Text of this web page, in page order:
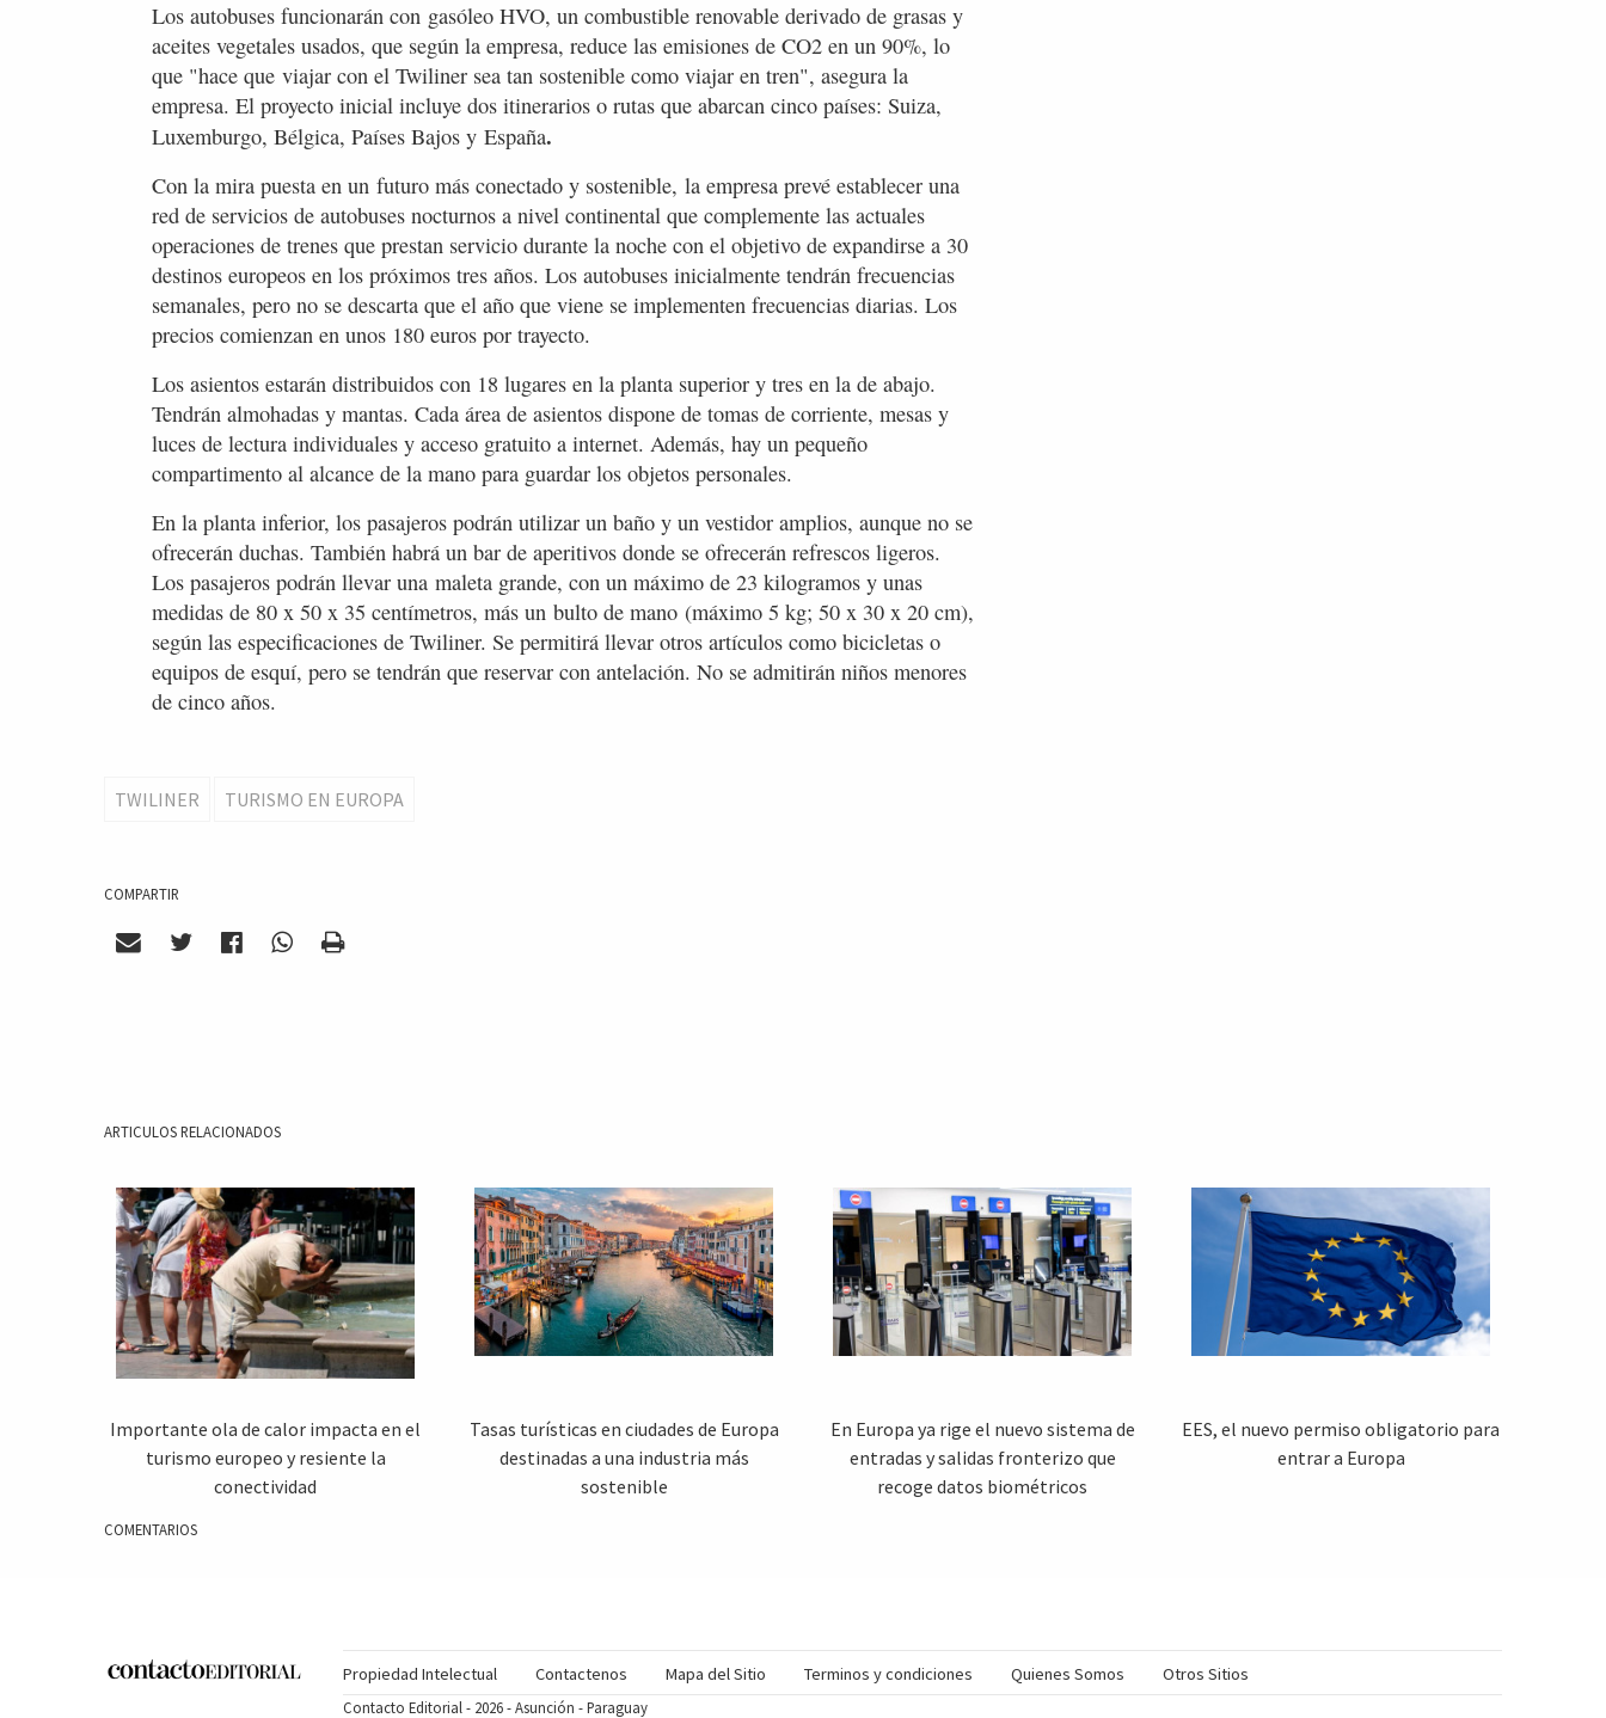
Los autobuses funcionarán con gasóleo HVO, un combustible renovable derivado de grasas y
aceites vegetales usados, que según la empresa, reduce las emisiones de CO2 en un 90%, lo
que "hace que viajar con el Twiliner sea tan sostenible como viajar en tren", asegura la
empresa. El proyecto inicial incluye dos itinerarios o rutas que abarcan cinco países: Suiza,
Luxemburgo, Bélgica, Países Bajos y España.
Con la mira puesta en un futuro más conectado y sostenible, la empresa prevé establecer una
red de servicios de autobuses nocturnos a nivel continental que complemente las actuales
operaciones de trenes que prestan servicio durante la noche con el objetivo de expandirse a 30
destinos europeos en los próximos tres años. Los autobuses inicialmente tendrán frecuencias
semanales, pero no se descarta que el año que viene se implementen frecuencias diarias. Los
precios comienzan en unos 180 euros por trayecto.
Los asientos estarán distribuidos con 18 lugares en la planta superior y tres en la de abajo.
Tendrán almohadas y mantas. Cada área de asientos dispone de tomas de corriente, mesas y
luces de lectura individuales y acceso gratuito a internet. Además, hay un pequeño
compartimento al alcance de la mano para guardar los objetos personales.
En la planta inferior, los pasajeros podrán utilizar un baño y un vestidor amplios, aunque no se
ofrecerán duchas. También habrá un bar de aperitivos donde se ofrecerán refrescos ligeros.
Los pasajeros podrán llevar una maleta grande, con un máximo de 23 kilogramos y unas
medidas de 80 x 50 x 35 centímetros, más un bulto de mano (máximo 5 kg; 50 x 30 x 20 cm),
según las especificaciones de Twiliner. Se permitirá llevar otros artículos como bicicletas o
equipos de esquí, pero se tendrán que reservar con antelación. No se admitirán niños menores
de cinco años.
TWILINER TURISMO EN EUROPA
COMPARTIR
ARTICULOS RELACIONADOS
Importante ola de calor impacta en el
turismo europeo y resiente la
conectividad
Tasas turísticas en ciudades de Europa
destinadas a una industria más
sostenible
En Europa ya rige el nuevo sistema de
entradas y salidas fronterizo que
recoge datos biométricos
EES, el nuevo permiso obligatorio para
entrar a Europa
COMENTARIOS
Propiedad Intelectual Contactenos Mapa del Sitio Terminos y condiciones Quienes Somos Otros Sitios
Contacto Editorial - 2026 - Asunción - Paraguay